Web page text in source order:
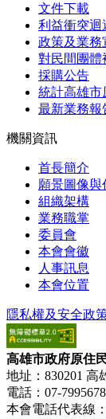
文件下載
利益衝突迴
政策及業務
對民間團體
採購公告
統計高雄市
最新業務報
機關資訊
首長簡介
願景圖像與
組織架構
業務職掌
委員會
本會會徽
人事訊息
本會位置
隱私權及安全政
高雄市政府原住
地址：830201 高
電話：07-
本會電話代表線